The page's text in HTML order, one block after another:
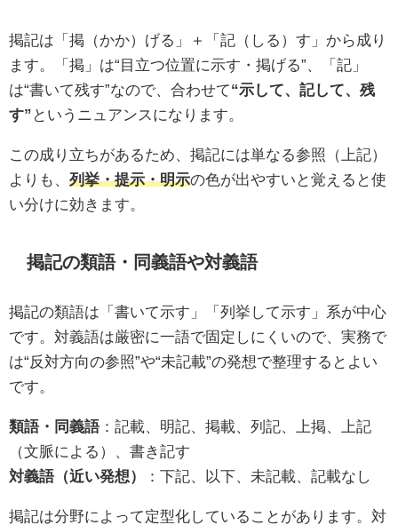
掲記は「掲（かか）げる」＋「記（しる）す」から成り
ます。「掲」は“目立つ位置に示す・掲げる”、「記」
は“書いて残す”なので、合わせて“示して、記して、残
す” というニュアンスになります。
この成り立ちがあるため、掲記には単なる参照（上記）
よりも、 列挙・提示・明示の色が出やすいと覚えると使
い分けに効きます。
掲記の類語・同義語や対義語
掲記の類語は「書いて示す」「列挙して示す」系が中心
です。対義語は厳密に一語で固定しにくいので、実務で
は“反対方向の参照”や“未記載”の発想で整理するとよい
です。
類語・同義語：記載、明記、掲載、列記、上掲、上記
（文脈による）、書き記す
対義語（近い発想）
：下記、以下、未記載、記載なし
掲記は分野によって定型化していることがあります。対